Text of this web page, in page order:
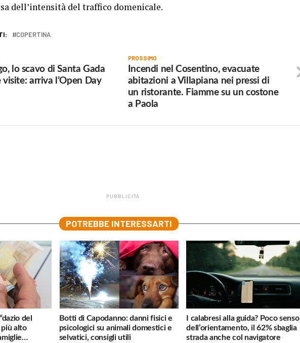
dell’intensità del traffico domenicale.
COPERTINA
PROSSIMO
Incendi nel Cosentino, evacuate
abitazioni a Villapiana nei pressi di
un ristorante. Fiamme su un costone
a Paola
lo scavo di Santa Gada
visite: arriva l’Open Day
PUBBLICITÀ
POTREBBE INTERESSARTI
del
più alto
Botti di Capodanno: danni fisici e
psicologici su animali domestici e
selvatici, consigli utili
I calabresi alla guida? Poco senso
dell’orientamento, il 62% sbaglia
strada anche col navigatore